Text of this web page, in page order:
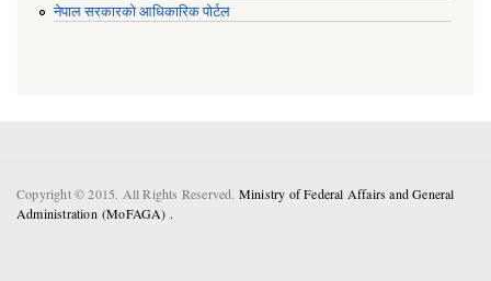
नेपाल सरकारको आधिकारिक पोर्टल
Copyright © 2015. All Rights Reserved. Ministry of Federal Affairs and General
Administration (MoFAGA) .